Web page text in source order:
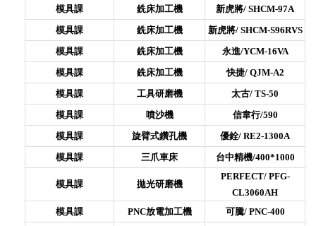
模具課
銑床加工機 新虎將/ SHCM-97A
模具課
銑床加工機 新虎將/ SHCM-S96RVS
模具課
銑床加工機
永進/YCM-16VA
模具課
銑床加工機 快捷/ QJM-A2
模具課
工具研磨機 太古/ TS-50
模具課
噴沙機
信韋行/590
模具課
旋臂式鑽孔機 優銓/ RE2-1300A
模具課
三爪車床 台中精機/400*1000
模具課 拋光研磨機
PERFECT/ PFG-
CL3060AH
模具課
PNC放電加工機 可騰/ PNC-400